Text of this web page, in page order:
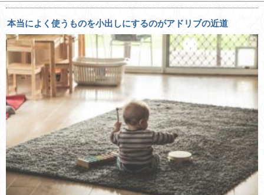
本当によく使うものを小出しにするのがアドリブの近道